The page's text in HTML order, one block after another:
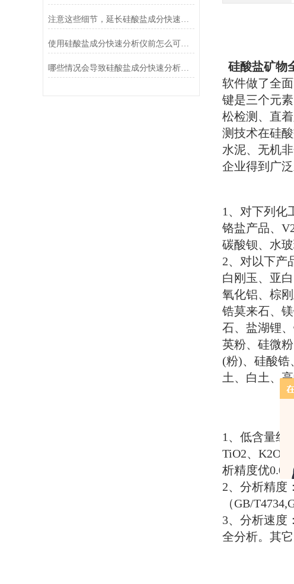
注意这些细节，延长硅酸盐成分快速分析仪使用寿命
使用硅酸盐成分快速分析仪前怎么可以不了解这些！
哪些情况会导致硅酸盐成分快速分析仪测定结果不准确？ 硅酸盐矿物
软件做了全
键是三个元
松检测、直
测技术在硅
水泥、无机
企业得到广
1 、对下列化
铬盐产品、
碳酸钡、水
2、对以下产
白刚玉、亚
氧化铝、棕
锆莫来石、
石、盐湖锂
英粉、硅微粉
(粉)、硅酸
土、白土、
1 、低含量组
TiO2、 K2O
析精度优
2、分析精度
（GB/
3、分析速度
全分析。其